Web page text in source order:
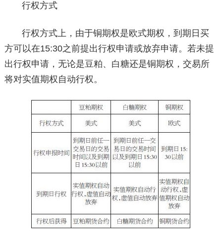
行权方式
行权方式上，由于铜期权是欧式期权，到期日买
方可以在15:30之前提出行权申请或放弃申请。若未提
出行权申请，无论是豆粕、白糖还是铜期权，交易所
将对实值期权自动行权。